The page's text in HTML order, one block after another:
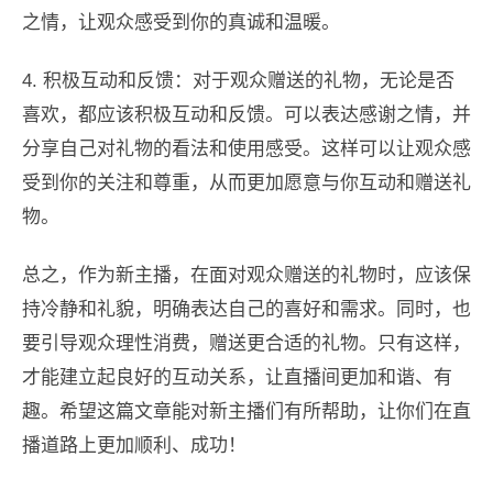
之情，让观众感受到你的真诚和温暖。
4. 积极互动和反馈：对于观众赠送的礼物，无论是否
喜欢，都应该积极互动和反馈。可以表达感谢之情，并
分享自己对礼物的看法和使用感受。这样可以让观众感
受到你的关注和尊重，从而更加愿意与你互动和赠送礼
物。
总之，作为新主播，在面对观众赠送的礼物时，应该保
持冷静和礼貌，明确表达自己的喜好和需求。同时，也
要引导观众理性消费，赠送更合适的礼物。只有这样，
才能建立起良好的互动关系，让直播间更加和谐、有
趣。希望这篇文章能对新主播们有所帮助，让你们在直
播道路上更加顺利、成功！